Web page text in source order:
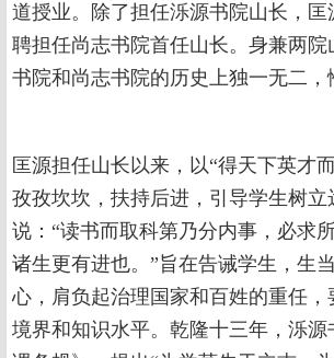
道授业。除了担任泺源书院山长，匡
聘担任尚志书院首任山长。身兼两
书院和尚志书院的历史上独一无二，
匡源担任山长以来，以“得天下英才
孜孜坎坎，扶持后进，引导学生树立
说：“读书而取科第乃分内事，必求
诸生更有进也。”旨在告诫学生，生
心，肩负起治理国家和百姓的重任，
境界和知识水平。乾隆十三年，泺源